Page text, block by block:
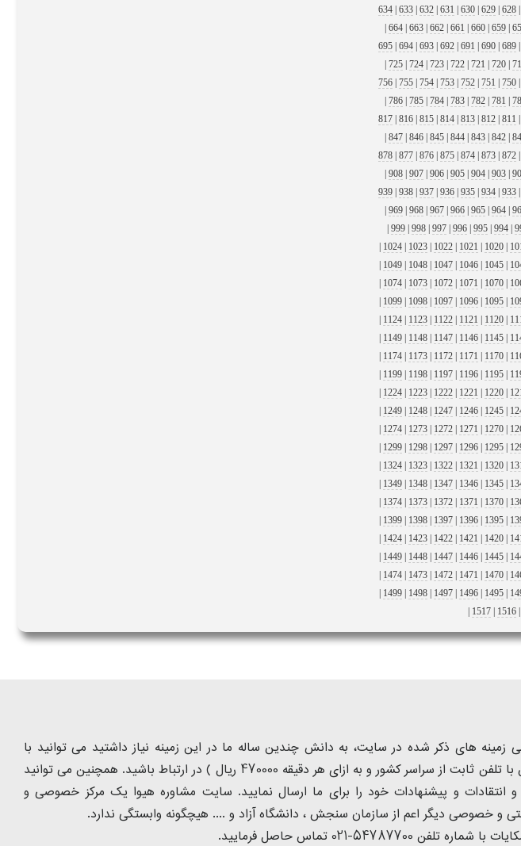
628
|
629
|
630
|
631
|
632
|
633
|
634
|
659
|
660
|
661
|
662
|
663
|
664
|
689
|
690
|
691
|
692
|
693
|
694
|
695
|
720
|
721
|
722
|
723
|
724
|
725
|
750
|
751
|
752
|
753
|
754
|
755
|
756
|
781
|
782
|
783
|
784
|
785
|
786
|
811
|
812
|
813
|
814
|
815
|
816
|
817
|
842
|
843
|
844
|
845
|
846
|
847
|
872
|
873
|
874
|
875
|
876
|
877
|
878
|
903
|
904
|
905
|
906
|
907
|
908
|
933
|
934
|
935
|
936
|
937
|
938
|
939
|
964
|
965
|
966
|
967
|
968
|
969
|
|
994
|
995
|
996
|
997
|
998
|
999
|
1020
1021
|
1022
|
1023
|
1024
|
1045
|
1046
|
1047
|
1048
|
1049
|
1070
1071
|
1072
|
1073
|
1074
|
1095
|
1096
|
1097
|
1098
|
1099
|
1120
1121
|
1122
|
1123
|
1124
|
1145
|
1146
|
1147
|
1148
|
1149
|
1170
1171
|
1172
|
1173
|
1174
|
1195
|
1196
|
1197
|
1198
|
1199
|
1220
1221
|
1222
|
1223
|
1224
|
1245
|
1246
|
1247
|
1248
|
1249
|
1270
1271
|
1272
|
1273
|
1274
|
1295
|
1296
|
1297
|
1298
|
1299
|
1320
1321
|
1322
|
1323
|
1324
|
1345
|
1346
|
1347
|
1348
|
1349
|
1370
1371
|
1372
|
1373
|
1374
|
1395
|
1396
|
1397
|
1398
|
1399
|
1420
1421
|
1422
|
1423
|
1424
|
1445
|
1446
|
1447
|
1448
|
1449
|
1470
1471
|
1472
|
1473
|
1474
|
1495
|
1496
|
1497
|
1498
|
1499
|
1516
|
1517
زمینه های ذکر شده در سایت، به دانش چندین ساله ما در این زمینه نیاز داشتید می توانید با
شماره تلفن 9099075305 ( تماس با تلفن ثابت از سراسر کشور و به ازای هر دقیقه 470000 ریال ) در ارتباط باشید. همچنین می توانید
و انتقادات و پیشنهادات خود را برای ما ارسال نمایید. سایت مشاوره هیوا یک مرکز خصوصی و
و خصوصی دیگر اعم از سازمان سنجش ، دانشگاه آزاد و .... هیچگونه وابستگی ندارد.
021 تماس حاصل فرمایید.